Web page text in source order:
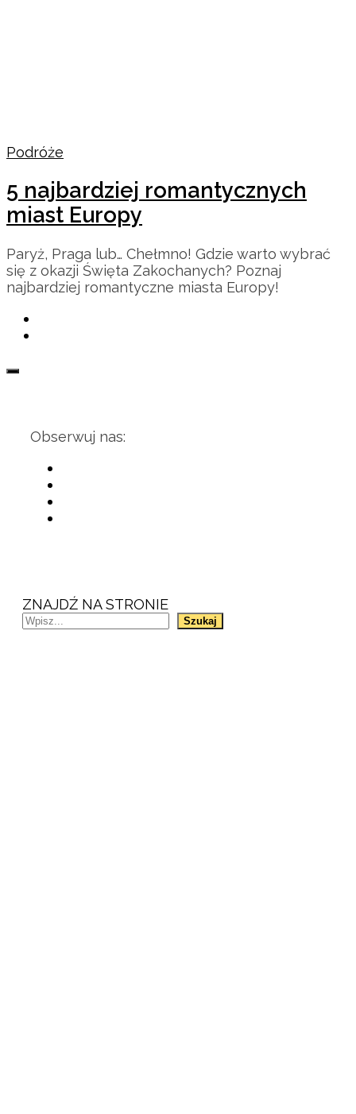
Podróże
5 najbardziej romantycznych
miast Europy
Paryż, Praga lub… Chełmno! Gdzie warto wybrać
się z okazji Święta Zakochanych? Poznaj
najbardziej romantyczne miasta Europy!
Obserwuj nas:
ZNAJDŹ NA STRONIE
Szukaj